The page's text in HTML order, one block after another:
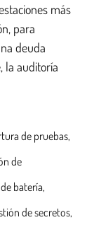
más
para
deuda
la auditoría
de pruebas,
de
batería,
de secretos,